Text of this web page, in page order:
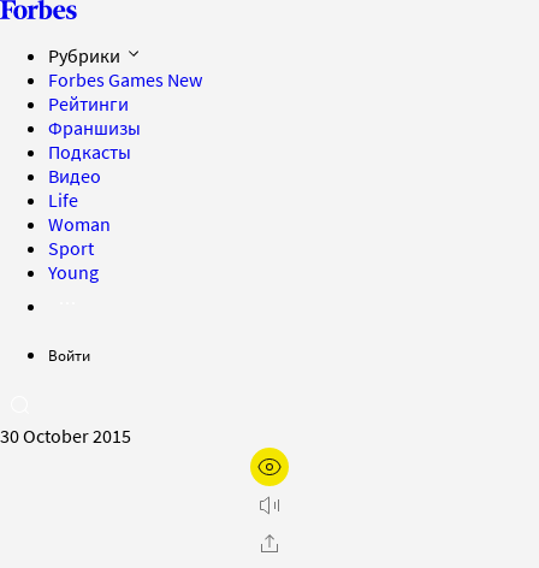
Рубрики
Forbes Games New
Рейтинги
Франшизы
Подкасты
Видео
Life
Woman
Sport
Young
Войти
30 October 2015